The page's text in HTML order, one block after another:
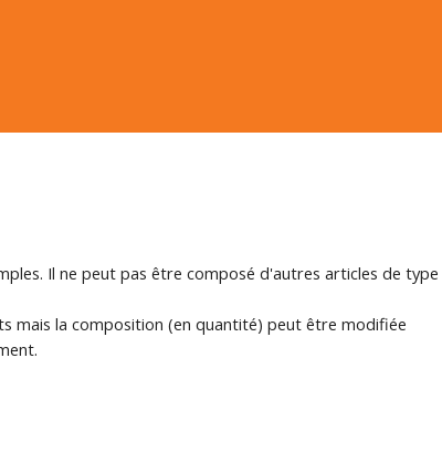
Il ne peut pas être composé d'autres articles de type
mais la composition (en quantité) peut être modifiée